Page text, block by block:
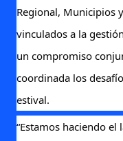
Regional, Municipios
vinculados a la
un compromiso
coordinada los
estival.
“Estamos haciendo